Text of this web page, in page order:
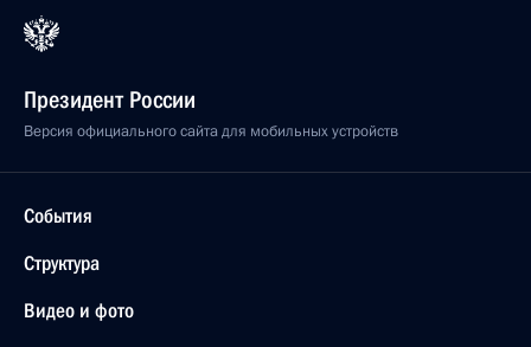
Президент России
Версия официального сайта для мобильных устройств
События
Структура
Видео и фото